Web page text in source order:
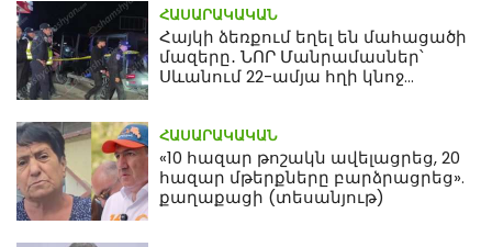
ՀԱՍԱՐԱԿԱԿԱՆ
Հայկի ձեռքում եղել են մահացածի
մազերը․ ՆՈՐ Մանրամասներ՝
Սևանում 22-ամյա հղի կնոջ
ՀԱՍԱՐԱԿԱԿԱՆ
«10 հազար թոշակն ավելացրեց, 20
հազար մթերքները բարձրացրեց».
քաղաքացի (տեսանյութ)